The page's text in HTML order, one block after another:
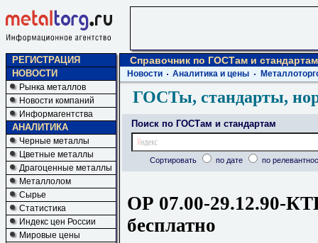
РЕГИСТРАЦИЯ
НОВОСТИ
Рынка металлов
Новости компаний
Информагентства
АНАЛИТИКА
Черные металлы
Цветные металлы
Драгоценные металлы
Металлолом
Сырье
Статистика
Индекс цен России
Мировые цены
Справочник по ГОСТам и стандартам
Новости Аналитика и цены
ГОСТы, стандарты,
Поиск по ГОСТам и стандартам
Сортировать по дате по
ОР 07.00-29.12.90-
бесплатно